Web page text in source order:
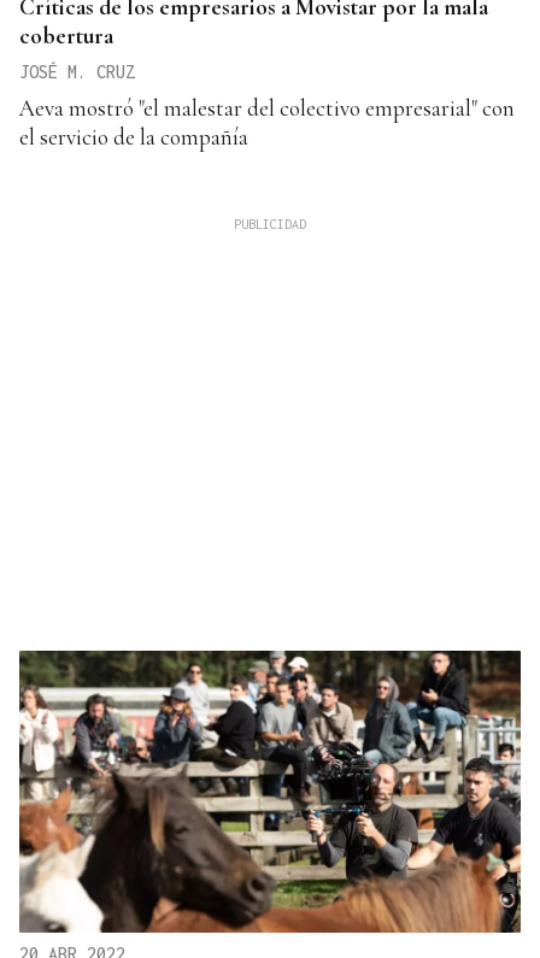
Críticas de los empresarios a Movistar por la mala
cobertura
JOSÉ M. CRUZ
Aeva mostró "el malestar del colectivo empresarial" con
el servicio de la compañía
20 ABR 2022